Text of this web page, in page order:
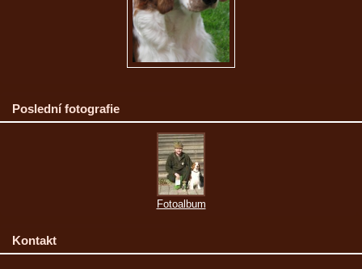
Poslední fotografie
Fotoalbum
Kontakt